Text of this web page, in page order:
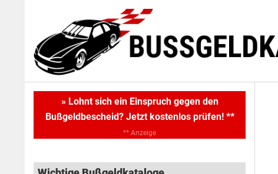
content
sidebar
Primary
Sidebar
» Lohnt sich ein Einspruch gegen den
Bußgeldbescheid? Jetzt kostenlos prüfen! **
** Anzeige